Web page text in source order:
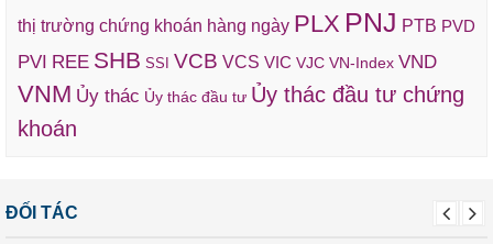
thị trường chứng khoán hàng ngày PLX PNJ PTB PVD
PVI REE SHB SSI VCB VCS VIC VJC VN-Index VND
VNM Ủy thác Ủy thác đầu tư Ủy thác đầu tư chứng
khoán
ĐỐI TÁC